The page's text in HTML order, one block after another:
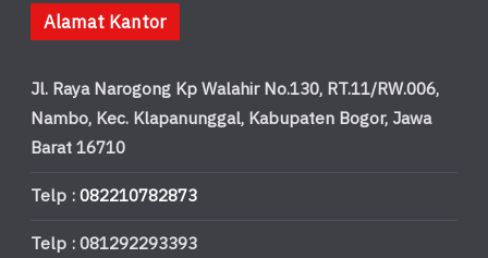
Alamat Kantor
Jl. Raya Narogong Kp Walahir No.130, RT.11/RW.006,
Nambo, Kec. Klapanunggal, Kabupaten Bogor, Jawa
Barat 16710
Telp :082210782873
Telp : 081292293393